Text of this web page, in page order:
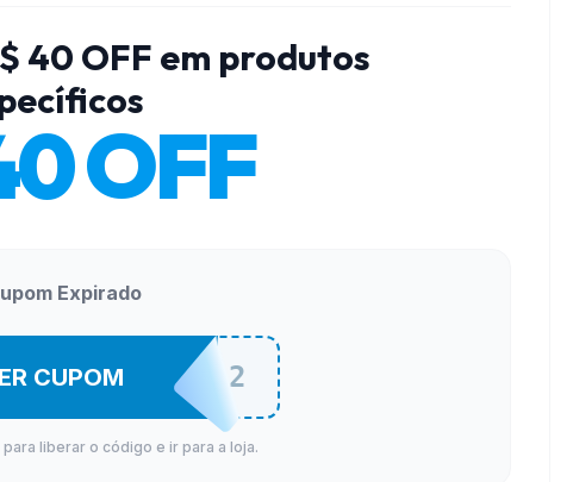
40 OFF em produtos
OFF
Expirado
MENO90302
CUPOM
liberar o código e ir para a loja.